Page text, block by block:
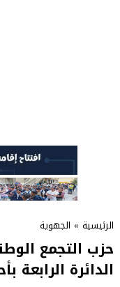
الرئيسية » الجهوية
حزب التجمع
الدائرة الرابعة